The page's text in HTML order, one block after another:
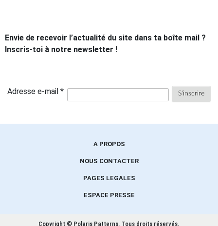
Envie de recevoir l’actualité du site dans ta boîte mail ?
Inscris-toi à notre newsletter !
Adresse e-mail *
A PROPOS
NOUS CONTACTER
PAGES LEGALES
ESPACE PRESSE
Copyright © Polaris Patterns. Tous droits réservés.